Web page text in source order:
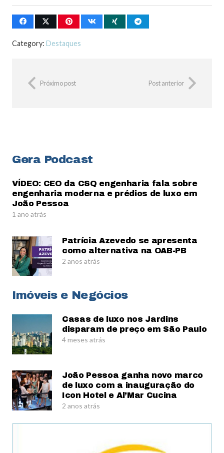
Category: Destaques
Próximo post Post anterior
Gera Podcast
VÍDEO: CEO da CSQ engenharia fala sobre
engenharia moderna e prédios de luxo em
João Pessoa
1 ano atrás
Patrícia Azevedo se apresenta
como alternativa na OAB-PB
2 anos atrás
Imóveis e Negócios
Casas de luxo nos Jardins
disparam de preço em São Paulo
4 meses atrás
João Pessoa ganha novo marco
de luxo com a inauguração do
Icon Hotel e Al’Mar Cucina
2 anos atrás